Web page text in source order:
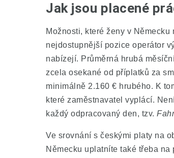
Jak jsou placené
Možnosti, které ženy v
nejdostupnější pozice operátor
nabízejí. Průměrná hrubá
zcela osekané od příplatků za
minimálně 2.160 € hrubého. K
které zaměstnavatel vyplácí.
každý odpracovaný den, tzv.Fa
Ve srovnání s českými platy na
Německu uplatníte také třeba